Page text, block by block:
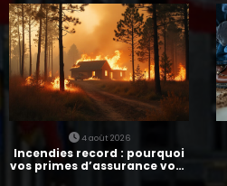
4 août 2026
Incendies record : pourquoi
vos primes d’assurance vont